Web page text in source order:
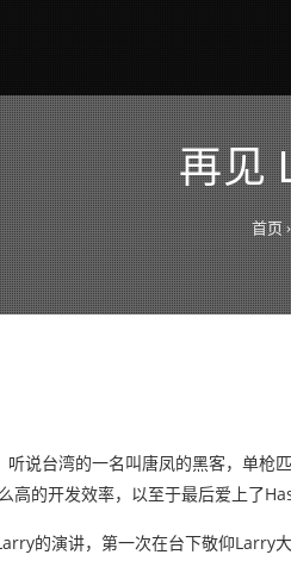
再见
首页›
说台湾的一名叫唐凤的黑客，单
的开发效率，以至于最后爱上了
的演讲，第一次在台下敬仰Larry